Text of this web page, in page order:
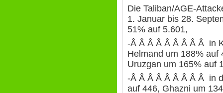
Die Taliban/AGE-
1. Januar bis 28.
51% auf 5.601,
-Â Â Â Â Â Â Â Â Â in
Helmand um 188% auf
Uruzgan um 165% auf
-Â Â Â Â Â Â Â Â Â in
auf 446, Ghazni um